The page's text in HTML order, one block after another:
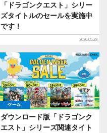
「ドラゴンクエスト」シリー
ズタイトルのセールを実施中
です！
2026.05.28
ゲーム
ダウンロード版「ドラゴンク
エスト」シリーズ関連タイト